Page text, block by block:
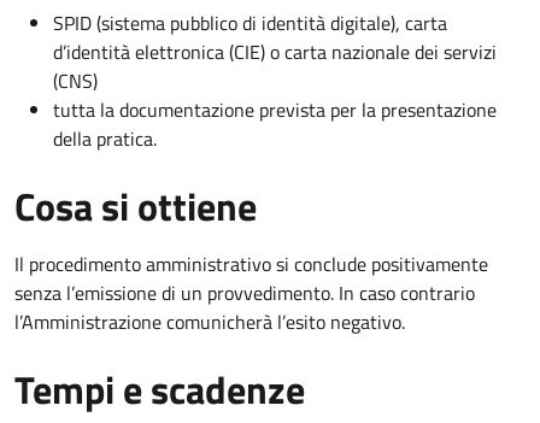
SPID (sistema pubblico di identità digitale), carta
d’identità elettronica (CIE) o carta nazionale dei servizi
(CNS)
tutta la documentazione prevista per la presentazione
della pratica.
Cosa si ottiene
Il procedimento amministrativo si conclude positivamente
senza l’emissione di un provvedimento. In caso contrario
l’Amministrazione comunicherà l’esito negativo.
Tempi e scadenze